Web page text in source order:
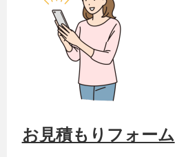
お見積もりフォーム